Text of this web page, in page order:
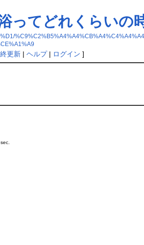
ってどれくらいの
更新| ヘルプ| ログイン ]